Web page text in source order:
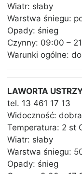
Wiatr: słaby
Warstwa śniegu:
Opady: śnieg
Czynny: 09:00 –
Warunki ogólne:
LAWORTA
tel. 13 461 17 13
Widoczność: dobra
Temperatura: 2 st
Wiatr: słaby
Warstwa śniegu:
Opady: śnieg